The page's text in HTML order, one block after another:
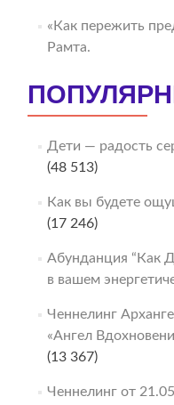
«Как пережить
Рамта.
Дети — радость
(48 513)
Как вы будете
(17 246)
Абунданция “Как
в вашем
Ченнелинг
«Ангел
(13 367)
Ченнелинг от